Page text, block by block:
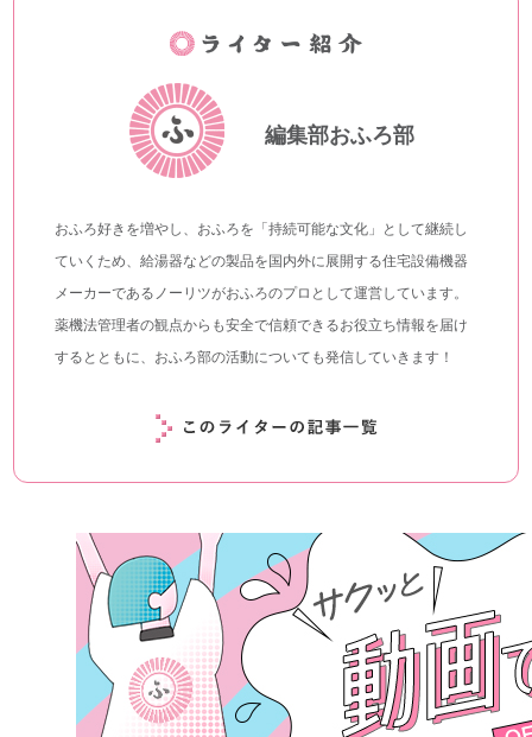
編集部おふろ部
おふろ好きを増やし、おふろを「持続可能な文化」として継続し
ていくため、給湯器などの製品を国内外に展開する住宅設備機器
メーカーであるノーリツがおふろのプロとして運営しています。
薬機法管理者の観点からも安全で信頼できるお役立ち情報を届け
するとともに、おふろ部の活動についても発信していきます！